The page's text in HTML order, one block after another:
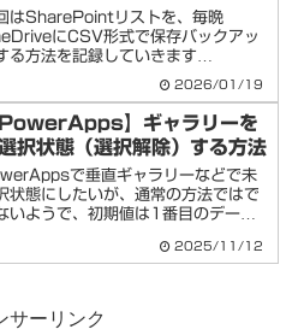
はSharePointリストを、毎晩
にCSV形式で保存バックアッ
る方法を記録していきます
るごと毎晩自動バックアップ保存す
れフロー全体のイメージ毎晩1:00...
2026/01/19
PowerApps】ギャラリーを
択状態（選択解除）する方法
で垂直ギャラリーなどで未
状態にしたいが、通常の方法ではで
いようで、初期値は1番目のデータ
解除できることがわかったので、今
2025/11/12
サーリンク